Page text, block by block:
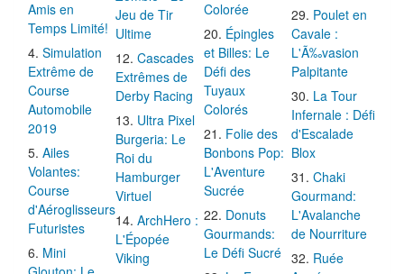
Amis en
Temps Limité!
Simulation
Extrême de
Course
Automobile
2019
Ailes
Volantes:
Course
d'Aéroglisseurs
Futuristes
Mini
Jeu de Tir
Ultime
Cascades
Extrêmes de
Derby Racing
Ultra Pixel
Burgeria: Le
Roi du
Hamburger
Virtuel
ArchHero :
L'Épopée
Viking
Colorée
Épingles
et Billes: Le
Défi des
Tuyaux
Colorés
Folie des
Bonbons Pop:
L'Aventure
Sucrée
Donuts
Gourmands:
Le Défi Sucré
Poulet en
Cavale :
L'Ã‰vasion
Palpitante
La Tour
Infernale : Défi
d'Escalade
Blox
Chaki
Gourmand:
L'Avalanche
de Nourriture
Ruée